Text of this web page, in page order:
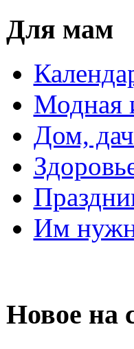
Для мам
Модная
Дом,
Им
Новое на